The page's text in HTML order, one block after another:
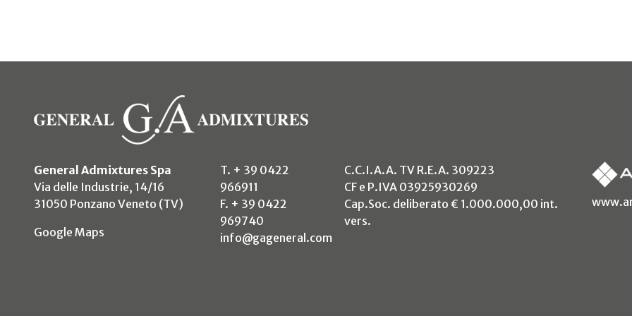
General Admixtures Spa
Via delle Industrie, 14/16
31050 Ponzano Veneto (TV)
Google Maps (si apre in un nuovo tab)
T. + 39 0422
966911
F. + 39 0422
969740
info@gageneral.com
C.C.I.A.A. TV R.E.A. 309223
CF e P.IVA 03925930269
Cap.Soc. deliberato € 1.000.000,00 int.
vers.